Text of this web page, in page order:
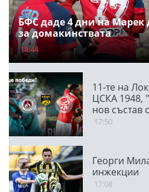
БФС даде 4 дни на Марек
за домакинствата
18:44
11-те на
ЦСКА 1948,
нов състав
17:50
Георги
инжекции
17:08